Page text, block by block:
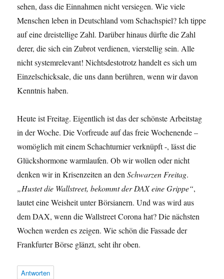
sehen, dass die Einnahmen nicht versiegen. Wie viele
Menschen leben in Deutschland vom Schachspiel? Ich tippe
auf eine dreistellige Zahl. Darüber hinaus dürfte die Zahl
derer, die sich ein Zubrot verdienen, vierstellig sein. Alle
nicht systemrelevant! Nichtsdestotrotz handelt es sich um
Einzelschicksale, die uns dann berühren, wenn wir davon
Kenntnis haben.
Heute ist Freitag. Eigentlich ist das der schönste Arbeitstag
in der Woche. Die Vorfreude auf das freie Wochenende –
womöglich mit einem Schachturnier verknüpft -, lässt die
Glückshormone warmlaufen. Ob wir wollen oder nicht
denken wir in Krisenzeiten an denSchwarzen Freitag.
„Hustet die Wallstreet, bekommt der DAX eine Grippe“,
lautet eine Weisheit unter Börsianern. Und was wird aus
dem DAX, wenn die Wallstreet Corona hat? Die nächsten
Wochen werden es zeigen. Wie schön die Fassade der
Frankfurter Börse glänzt, seht ihr oben.
Antworten